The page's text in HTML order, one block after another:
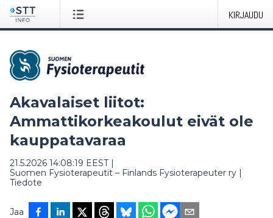
KIRJAUDU
Akavalaiset liitot:
Ammattikorkeakoulut eivät ole
kauppatavaraa
21.5.2026 14:08:19 EEST|
Suomen Fysioterapeutit – Finlands Fysioterapeuter ry |
Tiedote
Jaa